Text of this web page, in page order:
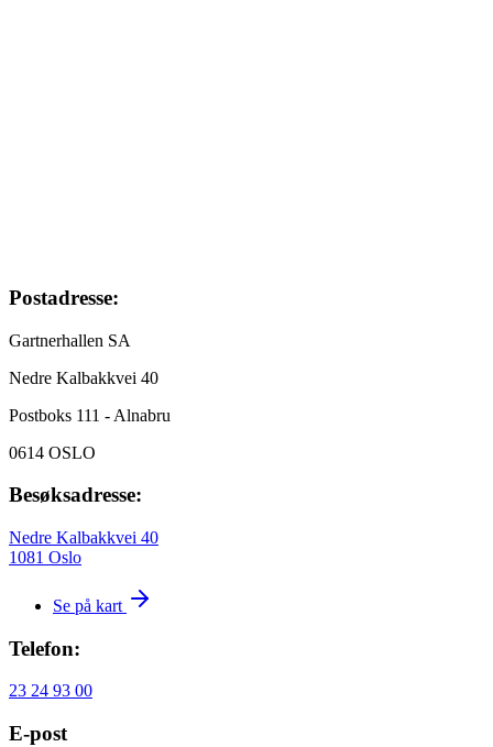
Postadresse:
Gartnerhallen SA
Nedre Kalbakkvei 40
Postboks 111 - Alnabru
0614 OSLO
Besøksadresse:
Nedre Kalbakkvei 40
1081 Oslo
Se på kart
Telefon:
23 24 93 00
E-post